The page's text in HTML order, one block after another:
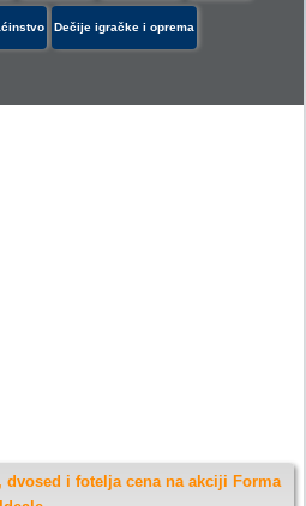
Dečije igračke i oprema
dvosed i fotelja cena na akciji Forma